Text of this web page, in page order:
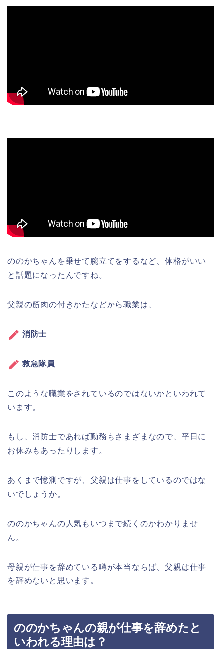
ののかちゃんを乗せて腕立てをするなど、体格がいい
と話題になったんですね。
父親の筋肉の付きかたなどから職業は、
消防士
救急隊員
このような職業をされているのではないかといわれて
います。
もし、消防士であれば勤務もさまざまなので、平日に
お休みもあったりします。
あくまで憶測ですが、父親は仕事をしているのではな
いでしょうか。
ののかちゃんの人気もいつまで続くのかわかりませ
ん。
母親が仕事を辞めている噂が本当ならば、父親は仕事
を辞めないと思います。
ののかちゃんの親が仕事を辞めたと
いわれる理由は？